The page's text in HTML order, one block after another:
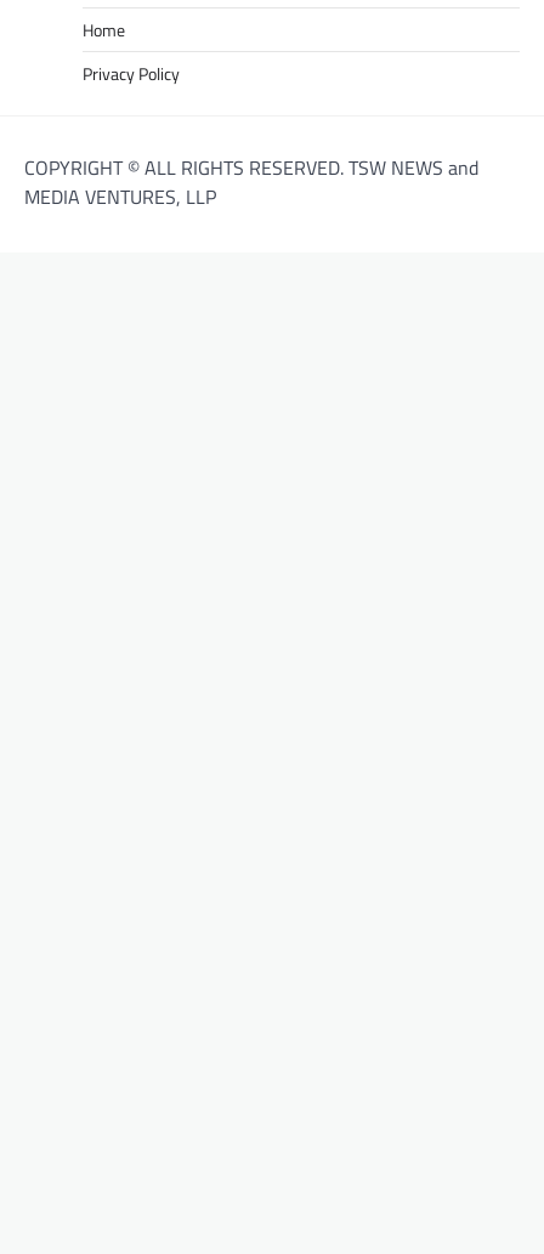
Home
Privacy Policy
COPYRIGHT © ALL RIGHTS RESERVED. TSW NEWS and
MEDIA VENTURES, LLP